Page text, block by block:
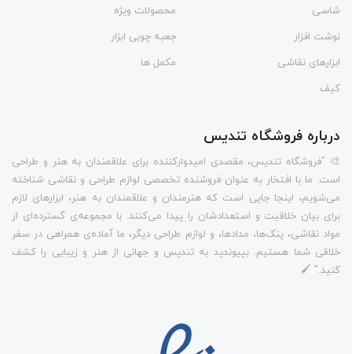
شاسی
محصولات ویژه
نوشت افزار
جعبه چوبی ابزار
ابزارهای نقاشی
مکمل ها
کیف
درباره فروشگاه تندیس
🎨 "فروشگاه تندیس، مقصدی امیدوارکننده برای علاقمندان به هنر و طراحی
است. ما با افتخار به عنوان فروشنده تخصصی لوازم طراحی و نقاشی شناخته
می‌شویم، اینجا جایی است که هنرمندان و علاقمندان به هنر، ابزارهای لازم
برای بیان خلاقیت و استعدادشان را پیدا می‌کنند. با مجموعه‌ی گسترده‌ای از
مواد نقاشی، پنک‌ها، مدادها، و لوازم طراحی دیگر، ما آماده‌ی همراهی در سفر
خلاقی شما هستیم. بپیوندید به تندیس و جهانی از هنر و زیبایی را کشف
کنید." 🖌️